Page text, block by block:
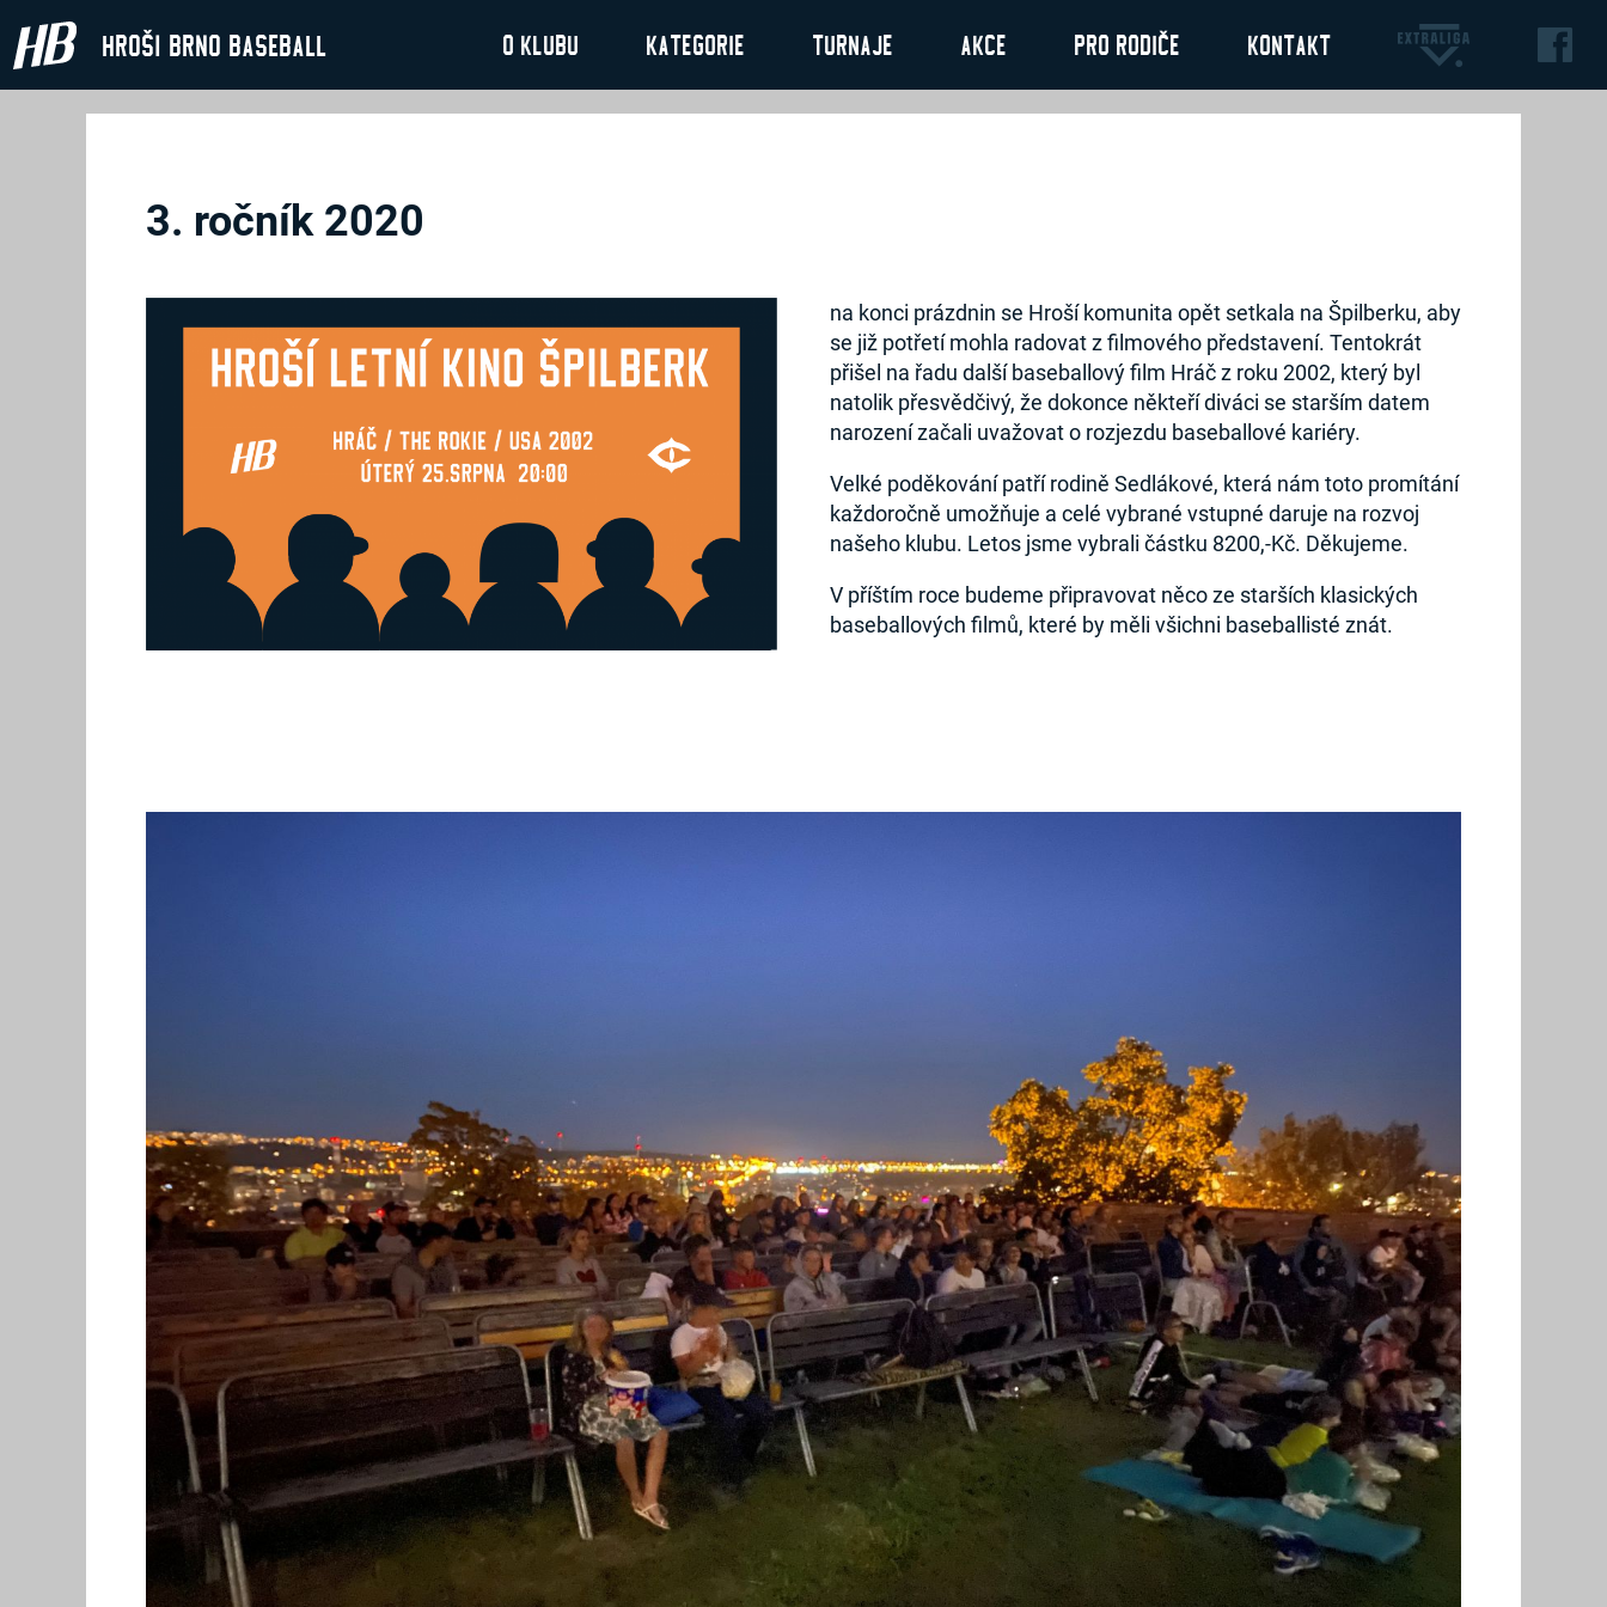
Hroši Brno Baseball O klubu Kategorie Turnaje Akce Pro rodiče Kontakt
3. ročník 2020
na konci prázdnin se Hroší komunita opět setkala na Špilberku, aby
se již potřetí mohla radovat z filmového představení. Tentokrát
přišel na řadu další baseballový film Hráč z roku 2002, který byl
natolik přesvědčivý, že dokonce někteří diváci se starším datem
narození začali uvažovat o rozjezdu baseballové kariéry.
Velké poděkování patří rodině Sedlákové, která nám toto promítání
každoročně umožňuje a celé vybrané vstupné daruje na rozvoj
našeho klubu. Letos jsme vybrali částku 8200,-Kč. Děkujeme.
V příštím roce budeme připravovat něco ze starších klasických
baseballových filmů, které by měli všichni baseballisté znát.